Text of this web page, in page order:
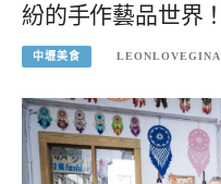
紛的手作藝品世界！
中壢美食 LEONLOVEGINA